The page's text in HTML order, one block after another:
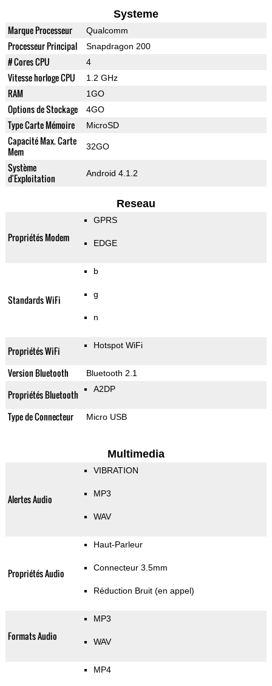
Systeme
Marque Processeur Qualcomm
Processeur Principal Snapdragon 200
# Cores CPU 4
Vitesse horloge CPU 1.2 GHz
RAM 1GO
Options de Stockage 4GO
Type Carte Mémoire MicroSD
Capacité Max. Carte
Mem
32GO
Système
d'Exploitation
Android 4.1.2
Reseau
Propriétés Modem
GPRS
EDGE
Standards WiFi
b
g
n
Propriétés WiFi Hotspot WiFi
Version Bluetooth Bluetooth 2.1
Propriétés Bluetooth A2DP
Type de Connecteur Micro USB
Multimedia
Alertes Audio
VIBRATION
MP3
WAV
Propriétés Audio
Haut-Parleur
Connecteur 3.5mm
Réduction Bruit (en appel)
Formats Audio
MP3
WAV
MP4